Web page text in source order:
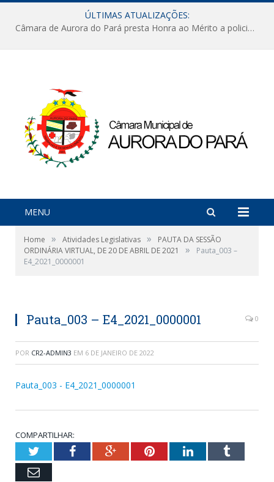
ÚLTIMAS ATUALIZAÇÕES:
Câmara de Aurora do Pará presta Honra ao Mérito a policiais militares em sessão marcada por reconhecimento e emoção
MENU
Home » Atividades Legislativas »
PAUTA DA SESSÃO
ORDINÁRIA VIRTUAL, DE 20 DE ABRIL DE 2021
»
Pauta_003 –
E4_2021_0000001
Pauta_003 – E4_2021_0000001 0
POR CR2-ADMIN3 EM 6 DE JANEIRO DE 2022
Pauta_003 - E4_2021_0000001
COMPARTILHAR:
TwitterFacebookGoogle+PinterestLinkedInTumblr
Email